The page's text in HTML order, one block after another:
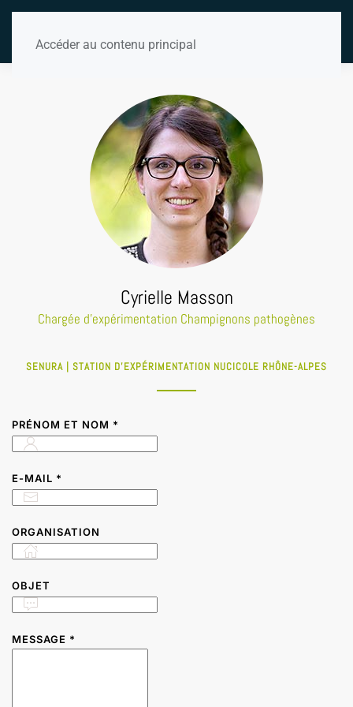
Accéder au contenu principal
Cyrielle Masson
Chargée d'expérimentation Champignons pathogènes
SENURA | STATION D'EXPÉRIMENTATION NUCICOLE RHÔNE-ALPES
PRÉNOM ET NOM *
E-MAIL *
ORGANISATION
OBJET
MESSAGE *